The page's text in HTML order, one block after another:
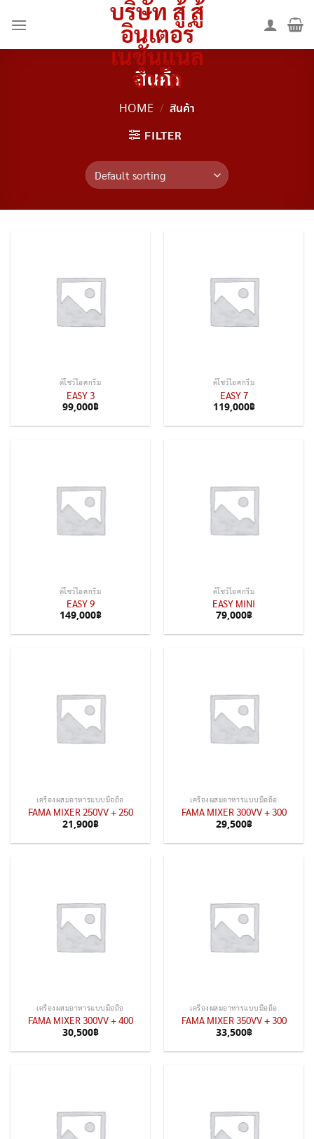
บริษัท สู้ สู้
อินเตอร์
เนชั่นแนล
จำกัด
สินค้า
HOME / สินค้า
FILTER
ตู้โชว์ไอศกรีม
EASY 3
99,000฿
ตู้โชว์ไอศกรีม
EASY 7
119,000฿
ตู้โชว์ไอศกรีม
EASY 9
149,000฿
ตู้โชว์ไอศกรีม
EASY MINI
79,000฿
เครื่องผสมอาหารแบบมือถือ
FAMA MIXER 250VV + 250
21,900฿
เครื่องผสมอาหารแบบมือถือ
FAMA MIXER 300VV + 300
29,500฿
เครื่องผสมอาหารแบบมือถือ
FAMA MIXER 300VV + 400
30,500฿
เครื่องผสมอาหารแบบมือถือ
FAMA MIXER 350VV + 300
33,500฿